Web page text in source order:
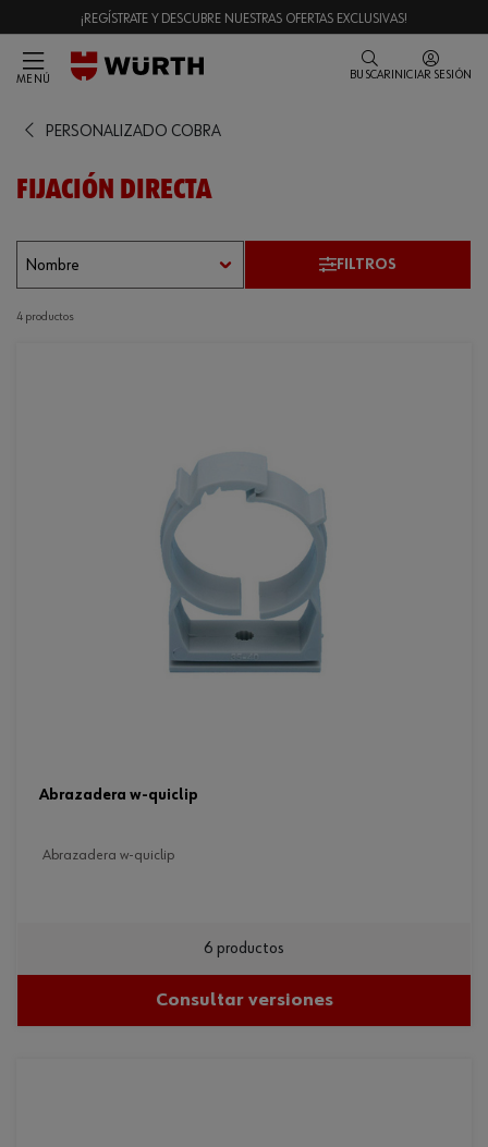
¡REGÍSTRATE Y DESCUBRE NUESTRAS OFERTAS EXCLUSIVAS!
MENÚ BUSCAR INICIAR SESIÓN
PERSONALIZADO COBRA
FIJACIÓN DIRECTA
FILTROS
4 productos
abrazadera w-quiclip
abrazadera w-quiclip
6 productos
Consultar versiones